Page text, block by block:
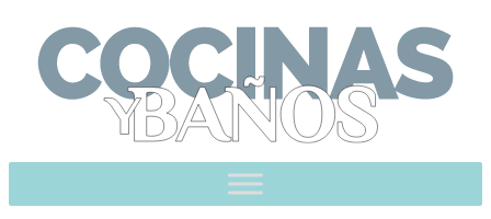
content